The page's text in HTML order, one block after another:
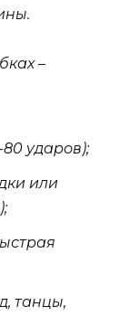
–
ударов);
или
танцы,